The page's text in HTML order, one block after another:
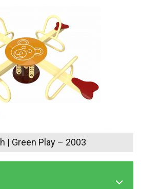
| Green Play – 2003